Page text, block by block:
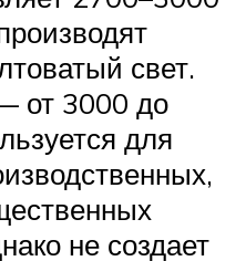
свет.
от 3000 до
для
не создает